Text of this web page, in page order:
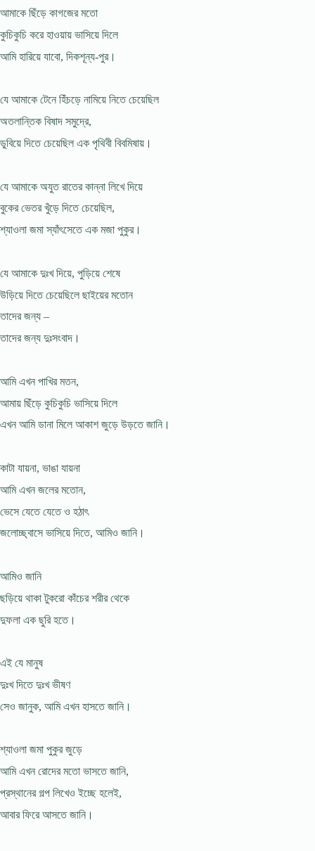
আমাকে ছিঁড়ে কাগজের মতো
কুচিকুচি করে হাওয়ায় ভাসিয়ে দিলে
আমি হারিয়ে যাবো, দিকশূন্য-পুর।
যে আমাকে টেনে হিঁচড়ে নামিয়ে নিতে চেয়েছিল
অতলান্তিক বিষাদ সমুদ্রে,
ডুবিয়ে দিতে চেয়েছিল এক পৃথিবী বিবমিষায়।
যে আমাকে অযুত রাতের কান্না লিখে দিয়ে
বুকের ভেতর খুঁড়ে দিতে চেয়েছিল,
শ্যাওলা জমা স্যাঁৎসেতে এক মজা পুকুর।
যে আমাকে দুঃখ দিয়ে, পুড়িয়ে শেষে
উড়িয়ে দিতে চেয়েছিলে ছাইয়ের মতোন
তাদের জন্য –
তাদের জন্য দুঃসংবাদ।
আমি এখন পাখির মতন,
আমায় ছিঁড়ে কুচিকুচি ভাসিয়ে দিলে
এখন আমি ডানা মিলে আকাশ জুড়ে উড়তে জানি।
কাটা যায়না, ভাঙা যায়না
আমি এখন জলের মতোন,
ভেসে যেতে যেতে ও হঠাৎ
জলোচ্ছ্বাসে ভাসিয়ে দিতে, আমিও জানি।
আমিও জানি
ছড়িয়ে থাকা টুকরো কাঁচের শরীর থেকে
দুফলা এক ছুরি হতে।
এই যে মানুষ
দুঃখ দিতে দুঃখ ভীষণ
সেও জানুক, আমি এখন হাসতে জানি।
শ্যাওলা জমা পুকুর জুড়ে
আমি এখন রোদের মতো ভাসতে জানি,
প্রস্থানের গল্প লিখেও ইচ্ছে হলেই,
আবার ফিরে আসতে জানি।